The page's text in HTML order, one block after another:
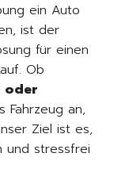
ein Auto
ist der
für einen
Ob
oder
Fahrzeug an,
Ziel ist es,
und stressfrei